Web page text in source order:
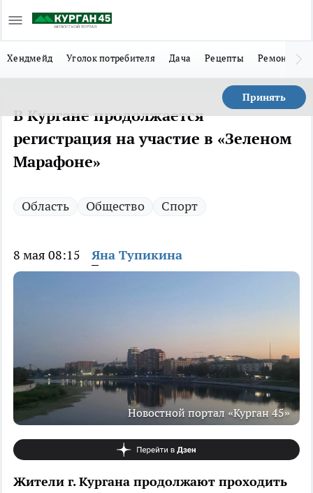
Хендмейд Уголок потребителя Дача Рецепты Ремонт
Принять
В Кургане продолжается
регистрация на участие в «Зеленом
Марафоне»
Область Общество Спорт
8 мая 08:15 Яна Тупикина
Новостной портал «Курган 45»
Жители г. Кургана продолжают проходить